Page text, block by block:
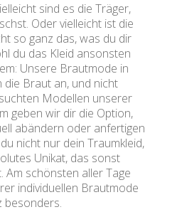
sind es die Träger,
Oder vielleicht ist die
so ganz das, was du dir
du das Kleid ansonsten
Unsere Brautmode in
Braut an, und nicht
Modellen unserer
geben wir dir die Option,
abändern oder anfertigen
nicht nur dein Traumkleid,
Unikat, das sonst
Am schönsten aller Tage
individuellen Brautmode
besonders.